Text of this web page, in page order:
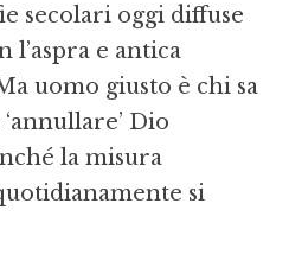
secolari oggi diffuse
e antica
uomo giusto è chi sa
Dio
la misura
si